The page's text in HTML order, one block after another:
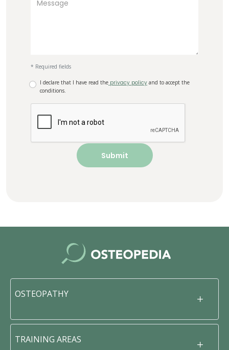
* Required fields
I declare that I have read the privacy policy and to accept the
conditions.
OSTEOPATHY
TRAINING AREAS